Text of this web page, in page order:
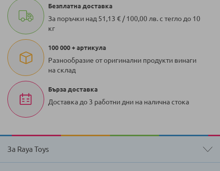
Безплатна доставка
За поръчки над 51,13 € / 100,00 лв. с тегло до 10
кг
100 000 + артикула
Разнообразие от оригинални продукти винаги
на склад
Бърза доставка
Доставка до 3 работни дни на налична стока
За Raya Toys